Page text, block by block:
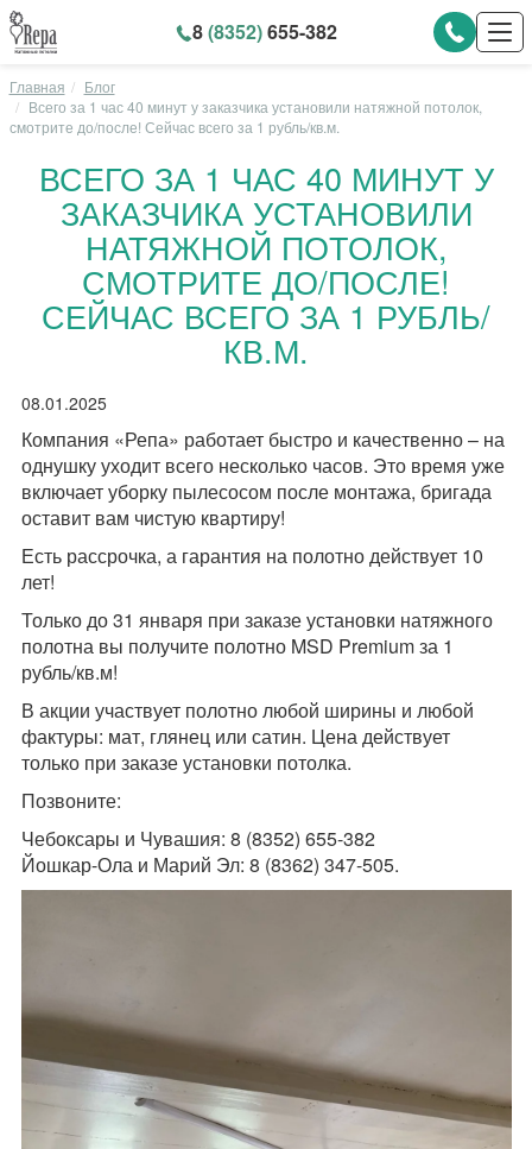
8(8352)655-382
Главная
Блог
Всего за 1 час 40 минут у заказчика установили натяжной потолок,
смотрите до/после! Сейчас всего за 1 рубль/кв.м.
ВСЕГО ЗА 1 ЧАС 40 МИНУТ У
ЗАКАЗЧИКА УСТАНОВИЛИ
НАТЯЖНОЙ ПОТОЛОК,
СМОТРИТЕ ДО/ПОСЛЕ!
СЕЙЧАС ВСЕГО ЗА 1 РУБЛЬ/
КВ.М.
08.01.2025
Компания «Репа» работает быстро и качественно – на
однушку уходит всего несколько часов. Это время уже
включает уборку пылесосом после монтажа, бригада
оставит вам чистую квартиру!
Есть рассрочка, а гарантия на полотно действует 10
лет!
Только до 31 января при заказе установки натяжного
полотна вы получите полотно MSD Premium за 1
рубль/кв.м!
В акции участвует полотно любой ширины и любой
фактуры: мат, глянец или сатин. Цена действует
только при заказе установки потолка.
Позвоните:
Чебоксары и Чувашия: 8 (8352) 655-382
Йошкар-Ола и Марий Эл: 8 (8362) 347-505.